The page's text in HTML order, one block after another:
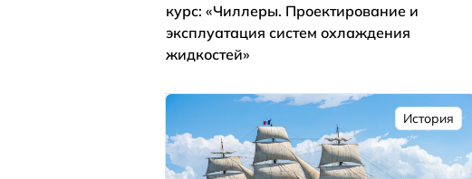
курс: «Чиллеры. Проектирование и
эксплуатация систем охлаждения
жидкостей»
История